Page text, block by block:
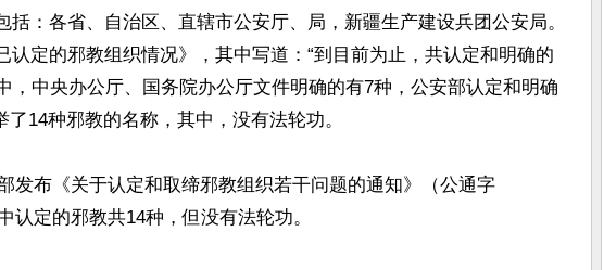
括：各省、自治区、直辖市公安厅、局，新疆生产建设兵团公安局。
认定的邪教组织情况》，其中写道：“到目前为止，共认定和明确的
，中央办公厅、国务院办公厅文件明确的有7种，公安部认定和明确
了14种邪教的名称，其中，没有法轮功。
发布《关于认定和取缔邪教组织若干问题的通知》（公通字
认定的邪教共14种，但没有法轮功。